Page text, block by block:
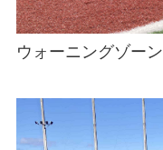
ウォーニングゾーン